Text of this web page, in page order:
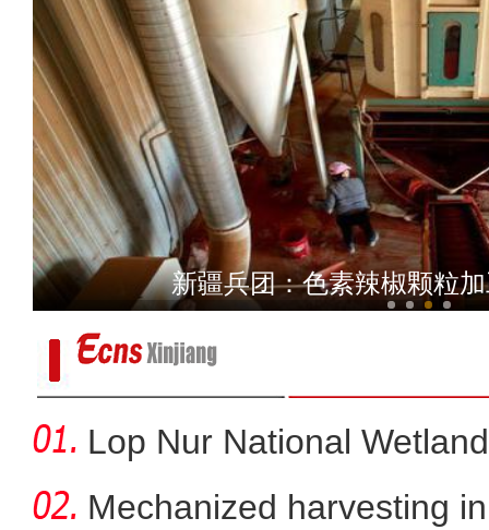
新疆昭苏县：巴勒克苏草
新疆兵团：色素辣椒颗粒加
Lop Nur National
Mechanized harvesting